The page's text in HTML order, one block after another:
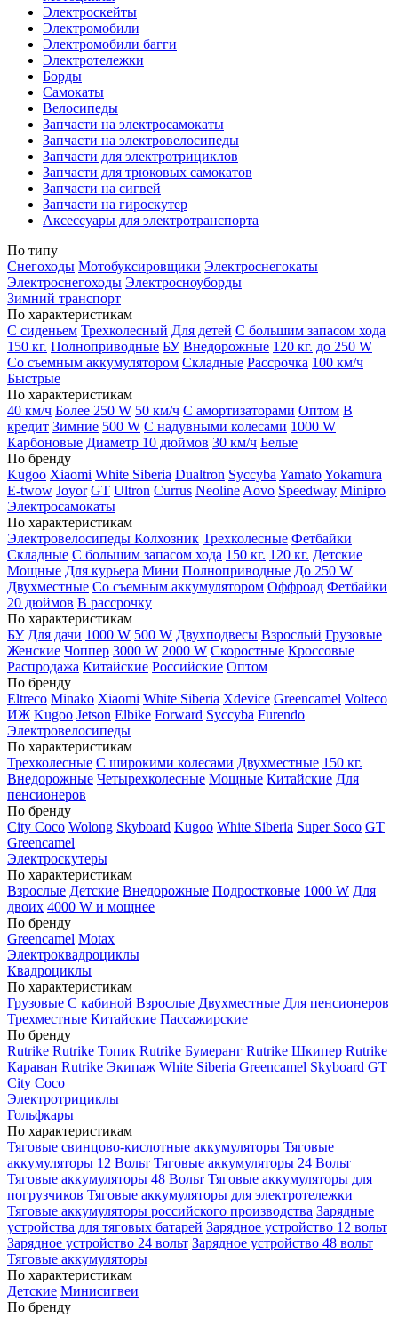
Электроскейты
Электромобили
Электромобили багги
Электротележки
Борды
Самокаты
Велосипеды
Запчасти на электросамокаты
Запчасти на электровелосипеды
Запчасти для электротрициклов
Запчасти для трюковых самокатов
Запчасти на сигвей
Запчасти на гироскутер
Аксессуары для электротранспорта
По типу
Снегоходы Мотобуксировщики Электроснегокаты
Электроснегоходы Электросноуборды
Зимний транспорт
По характеристикам
С сиденьем Трехколесный Для детей С большим запасом хода
150 кг. Полноприводные БУ Внедорожные 120 кг. до 250 W
Со съемным аккумулятором Складные Рассрочка 100 км/ч
Быстрые
По характеристикам
40 км/ч Более 250 W 50 км/ч С амортизаторами Оптом В
кредит Зимние 500 W С надувными колесами 1000 W
Карбоновые Диаметр 10 дюймов 30 км/ч Белые
По бренду
Kugoo Xiaomi White Siberia Dualtron Syccyba YamatoYokamura
E-twow Joyor GT Ultron Currus Neoline Aovo Speedway Minipro
Электросамокаты
По характеристикам
Электровелосипеды Колхозник Трехколесные Фетбайки
Складные С большим запасом хода 150 кг. 120 кг. Детские
Мощные Для курьера Мини Полноприводные До 250 W
Двухместные Со съемным аккумулятором Оффроад Фетбайки
20 дюймов В рассрочку
По характеристикам
БУ Для дачи 1000 W 500 W Двухподвесы Взрослый Грузовые
Женские Чоппер 3000 W 2000 W Скоростные Кроссовые
Распродажа Китайские Российские Оптом
По бренду
Eltreco Minako Xiaomi White Siberia Xdevice Greencamel Volteco
ИЖ Kugoo Jetson Elbike Forward Syccyba Furendo
Электровелосипеды
По характеристикам
Трехколесные С широкими колесами Двухместные 150 кг.
Внедорожные Четырехколесные Мощные Китайские Для
пенсионеров
По бренду
City Coco Wolong Skyboard Kugoo White Siberia Super Soco GT
Greencamel
Электроскутеры
По характеристикам
Взрослые Детские Внедорожные Подростковые 1000 W Для
двоих 4000 W и мощнее
По бренду
Greencamel Motax
Электроквадроциклы
Квадроциклы
По характеристикам
Грузовые С кабиной Взрослые Двухместные Для пенсионеров
Трехместные Китайские Пассажирские
По бренду
Rutrike Rutrike Топик Rutrike Бумеранг Rutrike Шкипер Rutrike
Караван Rutrike Экипаж White Siberia Greencamel Skyboard GT
City Coco
Электротрициклы
Гольфкары
По характеристикам
Тяговые свинцово-кислотные аккумуляторы Тяговые
аккумуляторы 12 Вольт Тяговые аккумуляторы 24 Вольт
Тяговые аккумуляторы 48 Вольт Тяговые аккумуляторы для
погрузчиков Тяговые аккумуляторы для электротележки
Тяговые аккумуляторы российского производства Зарядные
устройства для тяговых батарей Зарядное устройство 12 вольт
Зарядное устройство 24 вольт Зарядное устройство 48 вольт
Тяговые аккумуляторы
По характеристикам
Детские Минисигвеи
По бренду